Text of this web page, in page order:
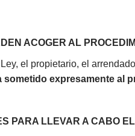
ACOGER AL
el propietario, el
sometido expresamente al
PARA LLEVAR A CABO